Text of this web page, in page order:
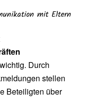
mit Eltern
Durch
stellen
Beteiligten über